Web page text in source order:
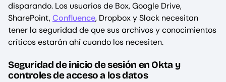
disparando. Los usuarios de Box, Google Drive,
SharePoint,Confluence, Dropbox y Slack necesitan
tener la seguridad de que sus archivos y conocimientos
críticos estarán ahí cuando los necesiten.
Seguridad de inicio de sesión en Okta y
controles de acceso a los datos